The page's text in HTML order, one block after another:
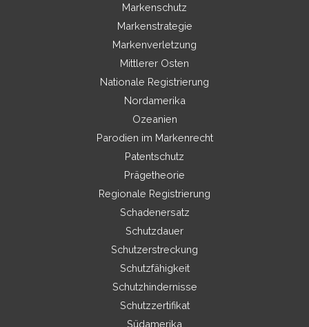
Markenschutz
Markenstrategie
Markenverletzung
Mittlerer Osten
Nationale Registrierung
Nordamerika
Ozeanien
Parodien im Markenrecht
Patentschutz
Prägetheorie
Regionale Registrierung
Schadenersatz
Schutzdauer
Schutzerstreckung
Schutzfähigkeit
Schutzhindernisse
Schutzzertifikat
Südamerika